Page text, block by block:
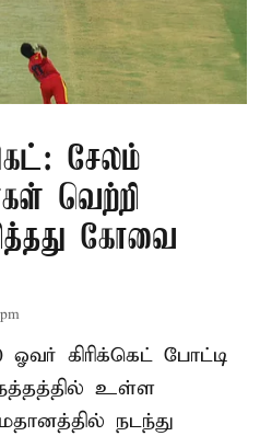
சேலம்
வெற்றி
கோவை
ஓவர் கிரிக்கெட் போட்டி
உள்ள
நடந்து